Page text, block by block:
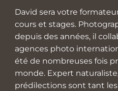
David sera votre
cours et stages.
depuis des années, il
agences photo
été de nombreuses fois
monde. Expert
prédilections sont tant